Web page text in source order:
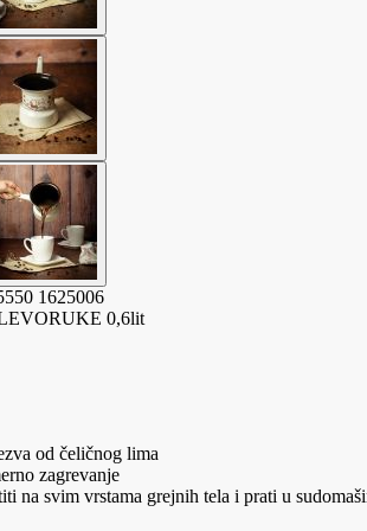
1625006
0,6lit
od čeličnog lima
zagrevanje
na svim vrstama grejnih tela i prati u